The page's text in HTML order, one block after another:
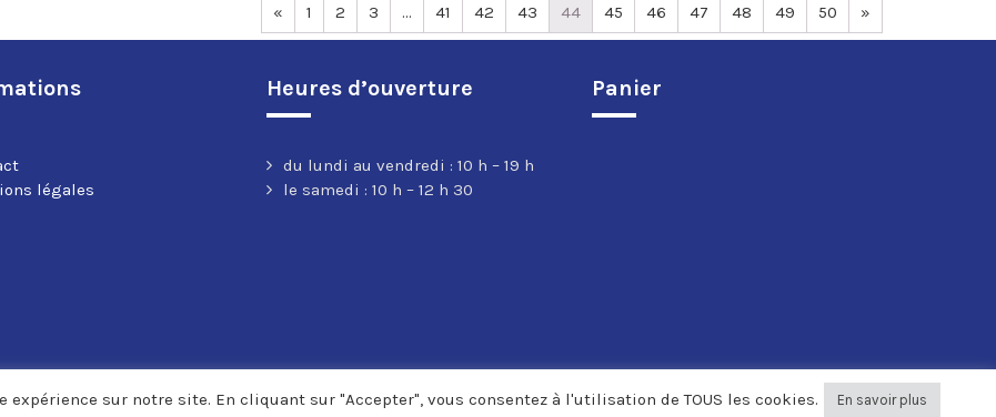
« 1 2 3 … 41 42 43 44 45 46 47 48 49 50 »
légales
Heures d’ouverture
du lundi au vendredi : 10 h – 19 h
le samedi : 10 h – 12 h 30
Panier
sur notre site. En cliquant sur "Accepter", vous consentez à l'utilisation de TOUS les cookies. En savoir plus